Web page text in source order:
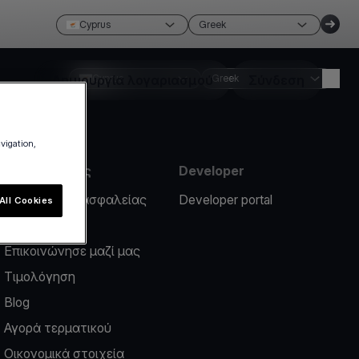
Cyprus Greek
Δημιουργία λογαριασμού
Cyprus Greek
Πληροφορίες
Περιστατικό ασφαλείας
Επικοινώνησε μαζί μας
Τιμολόγηση
Blog
Αγορά τερματικού
Οικονομικά στοιχεία
Developer
Developer portal
Cookies